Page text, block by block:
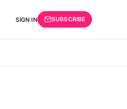
SIGN IN SUBSCRIBE